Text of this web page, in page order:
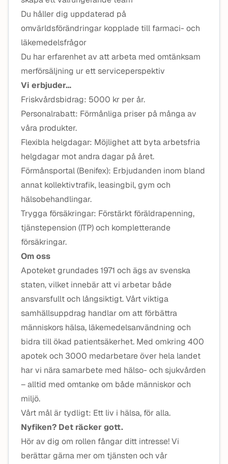
Du håller dig uppdaterad på
omvärldsförändringar kopplade till farmaci- och
läkemedelsfrågor
Du har erfarenhet av att arbeta med omtänksam
merförsäljning ur ett serviceperspektiv
Vi erbjuder…
Friskvårdsbidrag: 5000 kr per år.
Personalrabatt: Förmånliga priser på många av
våra produkter.
Flexibla helgdagar: Möjlighet att byta arbetsfria
helgdagar mot andra dagar på året.
Förmånsportal (Benifex): Erbjudanden inom bland
annat kollektivtrafik, leasingbil, gym och
hälsobehandlingar.
Trygga försäkringar: Förstärkt föräldrapenning,
tjänstepension (ITP) och kompletterande
försäkringar.
Om oss
Apoteket grundades 1971 och ägs av svenska
staten, vilket innebär att vi arbetar både
ansvarsfullt och långsiktigt. Vårt viktiga
samhällsuppdrag handlar om att förbättra
människors hälsa, läkemedelsanvändning och
bidra till ökad patientsäkerhet. Med omkring 400
apotek och 3000 medarbetare över hela landet
har vi nära samarbete med hälso- och sjukvården
– alltid med omtanke om både människor och
miljö.
Vårt mål är tydligt: Ett liv i hälsa, för alla.
Nyfiken? Det räcker gott.
Hör av dig om rollen fångar ditt intresse! Vi
berättar gärna mer om tjänsten och vår